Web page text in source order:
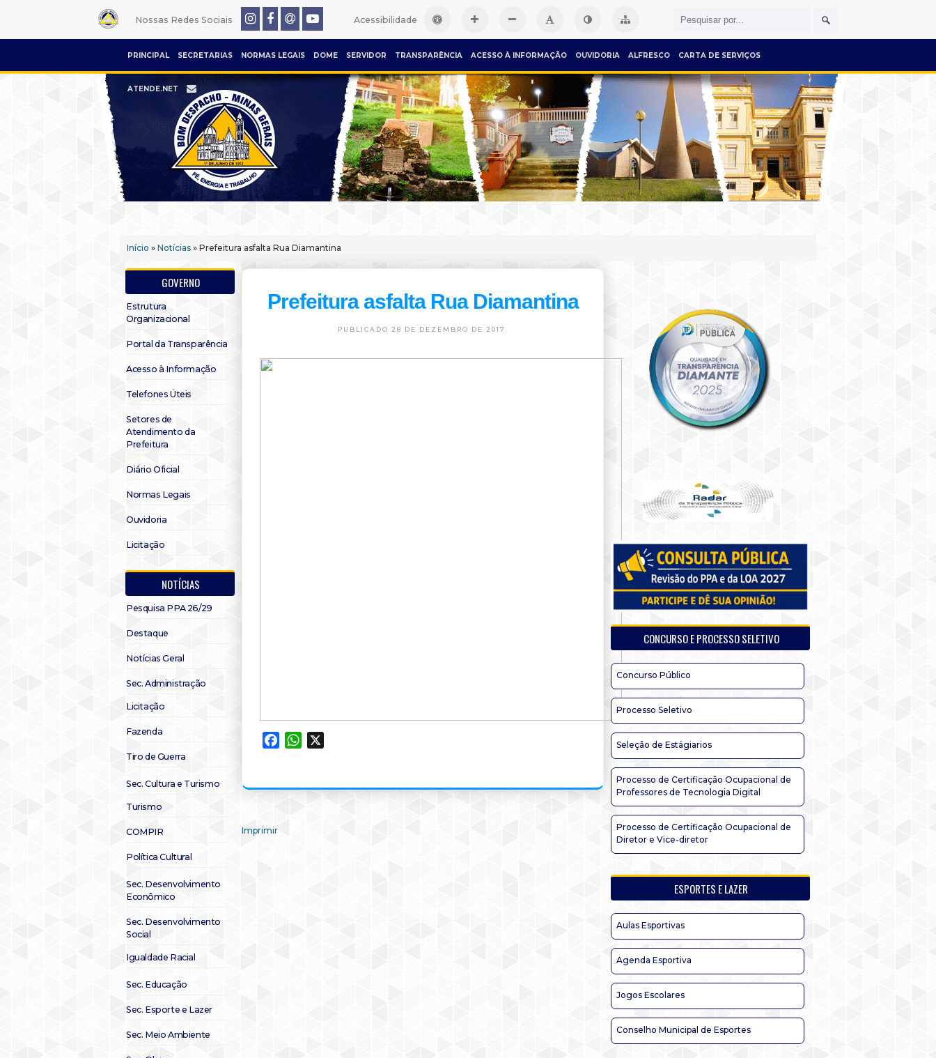
Nossas Redes Sociais Acessibilidade
PRINCIPAL SECRETARIAS NORMAS LEGAIS DOME SERVIDOR TRANSPARÊNCIA ACESSO À INFORMAÇÃO OUVIDORIA ALFRESCO CARTA DE SERVIÇOS
ATENDE.NET
Início » Notícias » Prefeitura asfalta Rua Diamantina
GOVERNO
Estrutura
Organizacional
Portal da Transparência
Acesso à Informação
Telefones Úteis
Setores de
Atendimento da
Prefeitura
Diário Oficial
Normas Legais
Ouvidoria
Licitação
NOTÍCIAS
Pesquisa PPA 26/29
Destaque
Notícias Geral
Sec. Administração
Licitação
Fazenda
Tiro de Guerra
Sec. Cultura e Turismo
Turismo
COMPIR
Política Cultural
Sec. Desenvolvimento
Econômico
Sec. Desenvolvimento
Social
Igualdade Racial
Sec. Educação
Sec. Esporte e Lazer
Sec. Meio Ambiente
Prefeitura asfalta Rua Diamantina
PUBLICADO 28 DE DEZEMBRO DE 2017.
FacebookWhatsApp
Imprimir
CONCURSO E PROCESSO SELETIVO
Concurso Público
Processo Seletivo
Seleção de Estágiarios
Processo de Certificação Ocupacional de
Professores de Tecnologia Digital
Processo de Certificação Ocupacional de
Diretor e Vice-diretor
ESPORTES E LAZER
Aulas Esportivas
Agenda Esportiva
Jogos Escolares
Conselho Municipal de Esportes